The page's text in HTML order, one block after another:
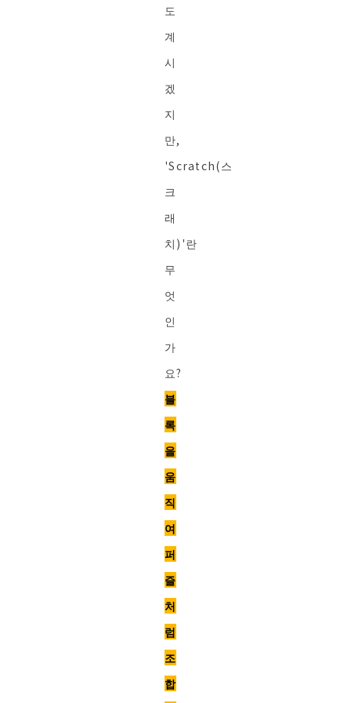
도
계
시
겠
지
만,
'Scratch(스
크
래
치)'란
무
엇
인
가
요?
블
록
을
움
직
여
퍼
즐
처
럼
조
합